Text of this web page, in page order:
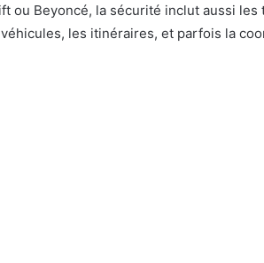
ou Beyoncé, la sécurité inclut aussi
les itinéraires, et parfois la